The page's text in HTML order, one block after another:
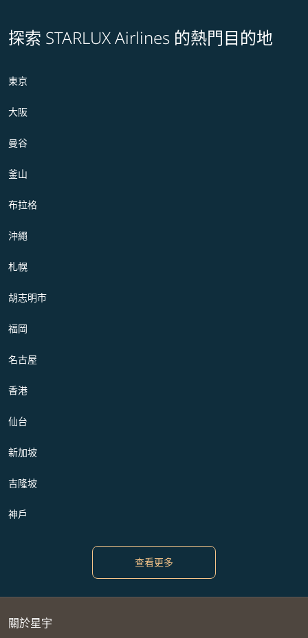
探索 STARLUX Airlines 的熱門目的地
東京
大阪
曼谷
釜山
布拉格
沖繩
札幌
胡志明市
福岡
名古屋
香港
仙台
新加坡
吉隆坡
神戶
查看更多
關於星宇